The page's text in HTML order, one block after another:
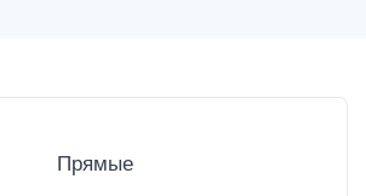
Прямые